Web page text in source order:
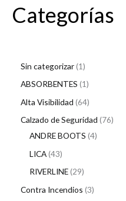
Categorías
Sin categorizar 1
ABSORBENTES 1
Alta Visibilidad 64
Calzado de Seguridad 76
ANDRE BOOTS 4
LICA 43
RIVERLINE 29
Contra Incendios 3